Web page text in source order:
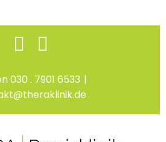
Facebook
030 . 7901 6533 |